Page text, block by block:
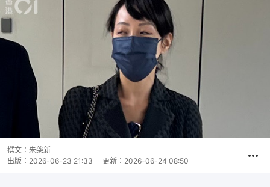
撰文： 朱棨新
出版： 2026-06-23 21:33 更新： 2026-06-24 08:50